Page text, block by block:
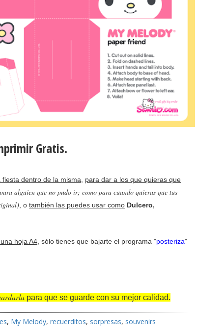
Gratis.
dentro de la misma
para dar a los que quieras que
alguien que no pudo ir; como para cuando quieras que tus
, o también las puedes usar como Dulcero,
hoja A4 , sólo tienes que bajarte el programa "posteriza"
para que se guarde con su mejor calidad.
, My Melody, recuerditos, sorpresas, souvenirs